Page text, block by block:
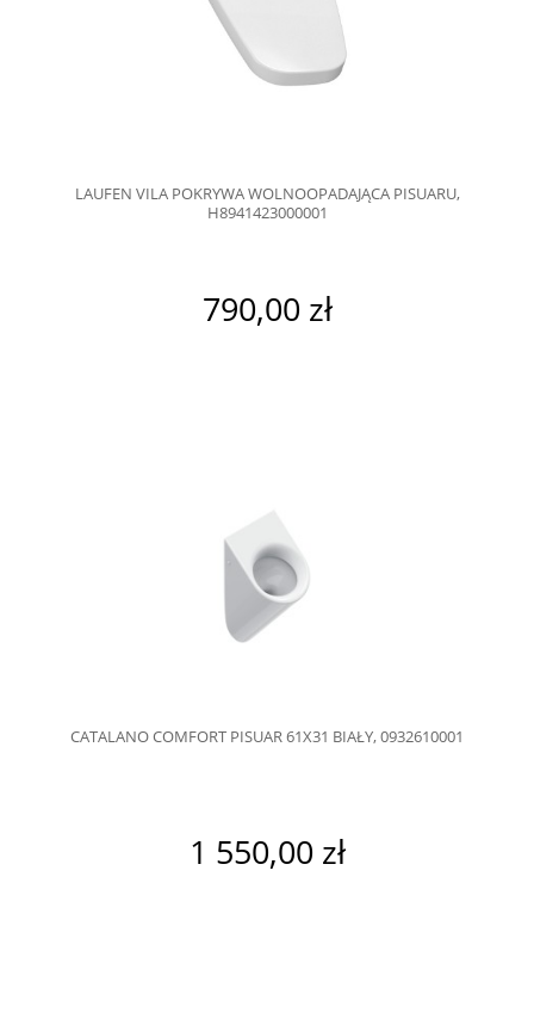
LAUFEN VILA POKRYWA WOLNOOPADAJĄCA PISUARU,
H8941423000001
790,00 zł
CATALANO COMFORT PISUAR 61X31 BIAŁY, 0932610001
1 550,00 zł